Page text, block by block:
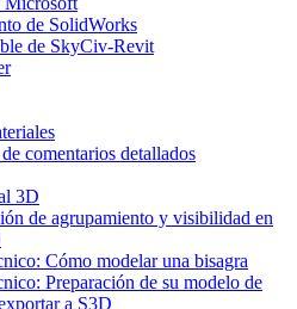
de SolidWorks
de SkyCiv-Revit
comentarios detallados
3D
de agrupamiento y visibilidad en
Cómo modelar una bisagra
Preparación de su modelo de
a S3D